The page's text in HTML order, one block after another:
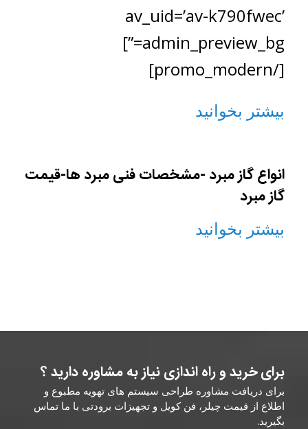
av_uid=’av-k790fwec’
admin_preview_bg=”]
[/promo_modern]
بیشتر بخوانید
انواع گاز مبرد -مشخصات فنی مبرد ها-قیمت
گاز مبرد
بیشتر بخوانید
برای خرید و راه اندازی نیاز به مشاوره دارید ؟
برای دریافت مشاوره طراحی سیستم های تهویه مطبوع و
اطلاع از قیمت چیلر، فن کویل و تجهیزات برودتی با ما تماس
بگیرید.